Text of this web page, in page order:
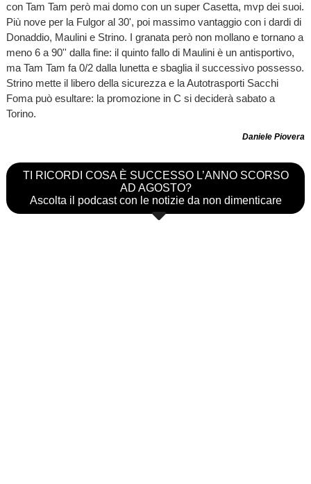
con Tam Tam però mai domo con un super Casetta, mvp dei suoi.
Più nove per la Fulgor al 30', poi massimo vantaggio con i dardi di
Donaddio, Maulini e Strino. I granata però non mollano e tornano a
meno 6 a 90'' dalla fine: il quinto fallo di Maulini è un antisportivo,
ma Tam Tam fa 0/2 dalla lunetta e sbaglia il successivo possesso.
Strino mette il libero della sicurezza e la Autotrasporti Sacchi
Foma può esultare: la promozione in C si deciderà sabato a
Torino.
Daniele Piovera
TI RICORDI COSA È SUCCESSO L’ANNO SCORSO
AD AGOSTO?
Ascolta il podcast con le notizie da non dimenticare